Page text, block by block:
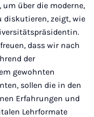
über die moderne,
diskutieren, zeigt, wie
dass wir nach
der
gewohnten
sollen die in den
Erfahrungen und
Lehrformate